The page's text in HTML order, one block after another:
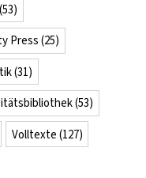
(53)
Press(25)
(31)
(53)
Volltexte (127)